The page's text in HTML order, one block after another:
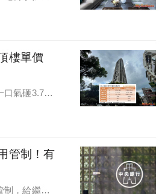
樓單價
口氣砸3.78
管制！有
制，給繼